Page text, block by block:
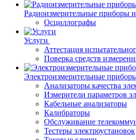
Радиоизмерительные приборы
Осциллографы
Услуги
Аттестация
Поверка средств
Электроизмерительные
Анализаторы качества
Измерители параметров
Кабельные анализаторы
Калибраторы
Обслуживание
Тестеры электроустановок